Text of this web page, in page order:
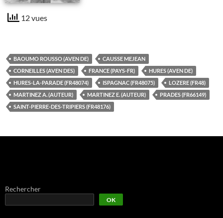
12 vues
BAOUMO ROUSSO (AVEN DE)
CAUSSE MEJEAN
CORNEILLES (AVEN DES)
FRANCE (PAYS-FR)
HURES (AVEN DE)
HURES-LA-PARADE (FR48074)
ISPAGNAC (FR48075)
LOZERE (FR48)
MARTINEZ A. (AUTEUR)
MARTINEZ E. (AUTEUR)
PRADES (FR66149)
SAINT-PIERRE-DES-TRIPIERS (FR48176)
Rechercher
OK